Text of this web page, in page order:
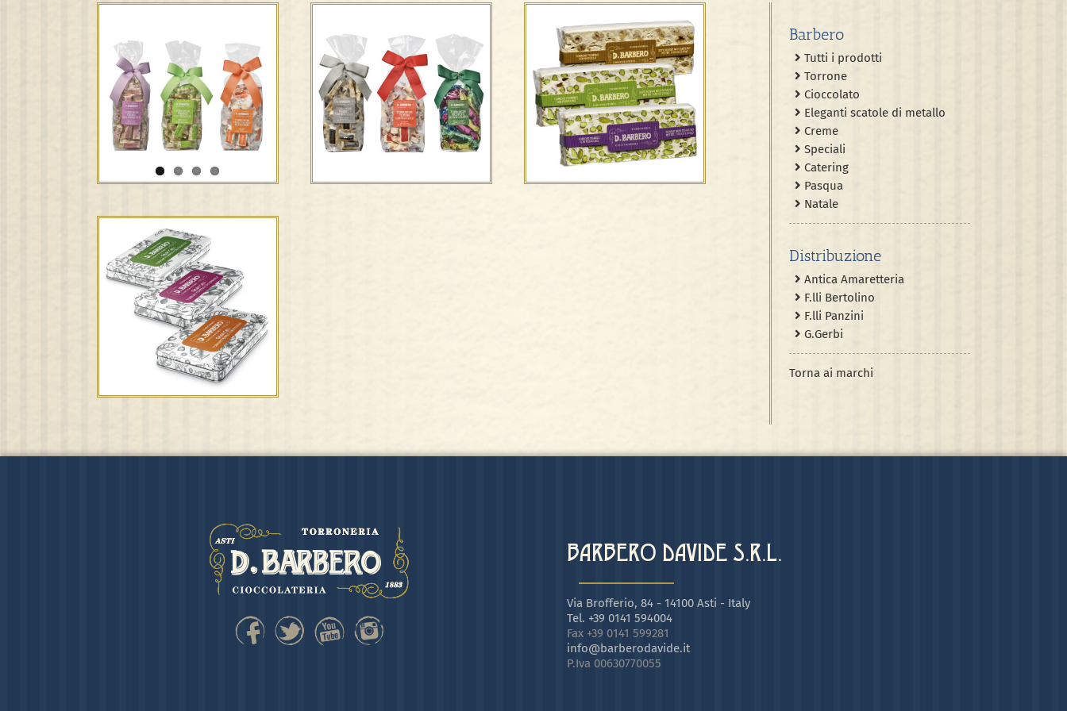
Torroncini – mandorle,
pistacchi, ricoperti e a
basso contenuto di
zuccheri
Barbero
Tutti i prodotti
Torrone
Cioccolato
Eleganti scatole di metallo
Creme
Speciali
Catering
Pasqua
Natale
Distribuzione
Antica Amaretteria
F.lli Bertolino
F.lli Panzini
G.Gerbi
Torna ai marchi
BARBERO DAVIDE S.R.L.
Via Brofferio, 84 - 14100 Asti - Italy
Tel. +39 0141 594004
Fax +39 0141 599281
info@barberodavide.it
P.Iva 00630770055